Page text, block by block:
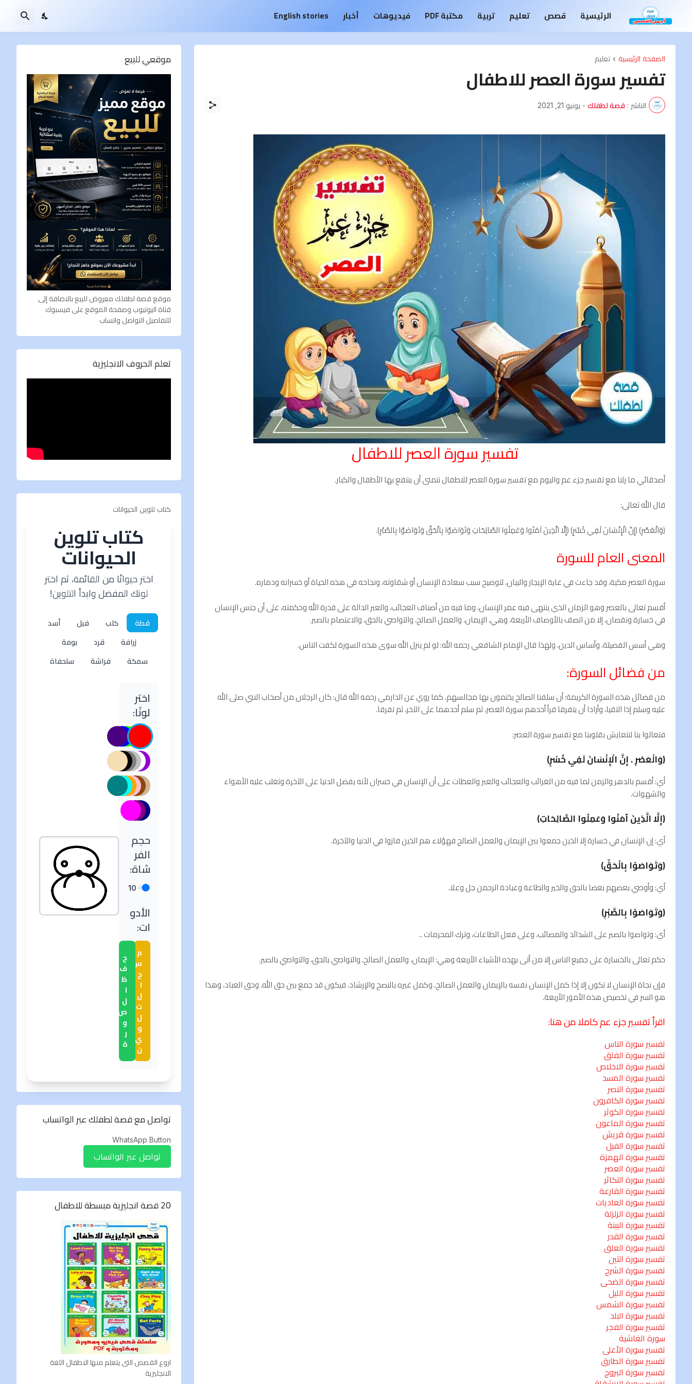
الرئيسية قصص تعليم تربية مكتبة PDF فيديوهات أخبار English stories
الصفحة الرئيسية تعليم
تفسير سورة العصر للاطفال
الناشر : قصة لطفلك - يونيو 21, 2021
تفسير سورة العصر للاطفال
أصدقائي ما زلنا مع تفسير جزء عم واليوم مع تفسير سورة العصر للاطفال نتمنى أن ينتفع بها الأطفال والكبار.
قال الله تعالى:
(وَالْعَصْرِ) (إِنَّ الْإِنْسَانَ لَفِي خُسْرٍ) (إِلَّا الَّذِينَ آمَنُوا وَعَمِلُوا الصَّالِحَاتِ وَتَوَاصَوْا بِالْحَقِّ وَتَوَاصَوْا بِالصَّبْرِ).
المعنى العام للسورة
سورة العصر مكية، وقد جاءت في غاية الإيجاز والبيان، لتوضيح سبب سعادة الإنسان أو شقاوته، ونجاحه في هذه الحياة أو خسرانه ودماره.
أقسم تعالى بالعصر وهو الزمان الذي ينتهی فيه عمر الإنسان، وما فيه من أصناف العجائب، والعبر الدالة على قدرة الله وحكمته، على أن جنس الإنسان
في خسارة ونقصان، إلا من اتصف بالأوصاف الأربعة، وهي، الإيمان، والعمل الصالح، والتواصي بالحق، والاعتصام بالصبر.
وهي أسس الفضيلة، وأساس الدين، ولهذا قال الإمام الشافعي رحمه الله: لو لم ينزل الله سوی هذه السورة لكفت الناس.
من فضائل السورة:
من فضائل هذه السورة الكريمة: أن سلفنا الصالح يختمون بها مجالسهم، كما روي عن الدارمي رحمه الله قال: كان الرجلان من أصحاب النبي صلى الله
عليه وسلم إذا التقيا، وأرادا أن يتفرقا قرأ أحدهم سورة العصر، ثم سلم أحدهما على الآخر، ثم تفرقا.
فتعالوا بنا لنتعايش بقلوبنا مع تفسير سورة العصر:
(وَالْعَصْرِ . إِنَّ الْإِنْسَانَ لَفِي خُسْرٍ)
أي: أقسم بالدهر والزمن لما فيه من الغرائب والعجائب والعبر والعظات على أن الإنسان في خسران لأنه يفضل الدنيا على الآخرة وتغلب عليه الأهواء
والشهوات.
(إِلَّا الَّذِينَ آمَنُوا وَعَمِلُوا الصَّالِحَاتِ)
أي: إن الإنسان في خسارة إلا الذين جمعوا بين الإيمان والعمل الصالح فهؤلاء هم الذين فازوا في الدنيا والآخرة.
(وَتَوَاصَوْا بِالْحَقِّ)
أي: وأوصي بعضهم بعضا بالحق والخير والطاعة وعبادة الرحمن جل وعلا.
(وَتَوَاصَوْا بِالصَّبْرِ)
أي: وتواصوا بالصبر على الشدائد والمصائب، وعلى فعل الطاعات، وترك المحرمات ..
حکم تعالى بالخسارة على جميع الناس إلا من أتى بهذه الأشياء الأربعة وهي: الإيمان، والعمل الصالح، والتواصي بالحق، والتواصي بالصبر.
فإن نجاة الإنسان لا تكون إلا إذا كمل الإنسان نفسه بالإيمان والعمل الصالح، وكمل غيره بالنصح والإرشاد، فيكون قد جمع بين حق الله، وحق العباد، وهذا
هو السر في تخصيص هذه الأمور الأربعة.
اقرأ تفسير جزء عم كاملا من هنا:
تفسير سورة الناس
تفسير سورة الفلق
تفسير سورة الاخلاص
تفسير سورة المسد
تفسير سورة النصر
تفسير سورة الكافرون
تفسير سورة الكوثر
تفسير سورة الماعون
تفسير سورة قريش
تفسير سورة الفيل
تفسير سورة الهمزة
تفسير سورة العصر
تفسير سورة التكاثر
تفسير سورة القارعة
تفسير سورة العاديات
تفسير سورة الزلزلة
تفسير سورة البينة
تفسير سورة القدر
تفسير سورة العلق
تفسير سورة التين
تفسير سورة الشرح
تفسير سورة الضحى
تفسير سورة الليل
تفسير سورة الشمس
تفسير سورة البلد
تفسير سورة الفجر
سورة الغاشية
تفسير سورة الأعلى
تفسير سورة الطارق
تفسير سورة البروج
موقعي للبيع
موقع قصة لطفلك معروض للبيع بالاضافة إلى
قناة اليوتيوب وصفحة الموقع على فيسبوك
للتفاصيل التواصل واتساب
تعلم الحروف الانجليزية
كتاب تلوين الحيوانات
كتاب تلوين
الحيوانات
اختر حيوانًا من القائمة، ثم اختر
لونك المفضل وابدأ التلوين!
قطة كلب فيل أسد
زرافة قرد بومة
سمكة فراشة سلحفاة
اختر
لونًا:
حجم
الفر
شاة:
10
الأدو
ات:
م
س
ح
ا
ل
ت
ل
و
ي
ن
ح
ف
ظ
ا
ل
ص
و
ر
ة
تواصل مع قصة لطفلك عبر الواتساب
WhatsApp Button
تواصل عبر الواتساب
20 قصة انجليزية مبسطة للاطفال
اروع القصص التى يتعلم منها الاطفال اللغة
الانجليزية